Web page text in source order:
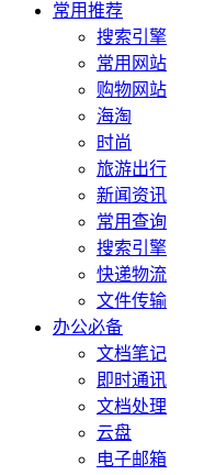
常用推荐
搜索引擎
常用网站
购物网站
海淘
时尚
旅游出行
新闻资讯
常用查询
搜索引擎
快递物流
文件传输
办公必备
文档笔记
即时通讯
文档处理
云盘
电子邮箱